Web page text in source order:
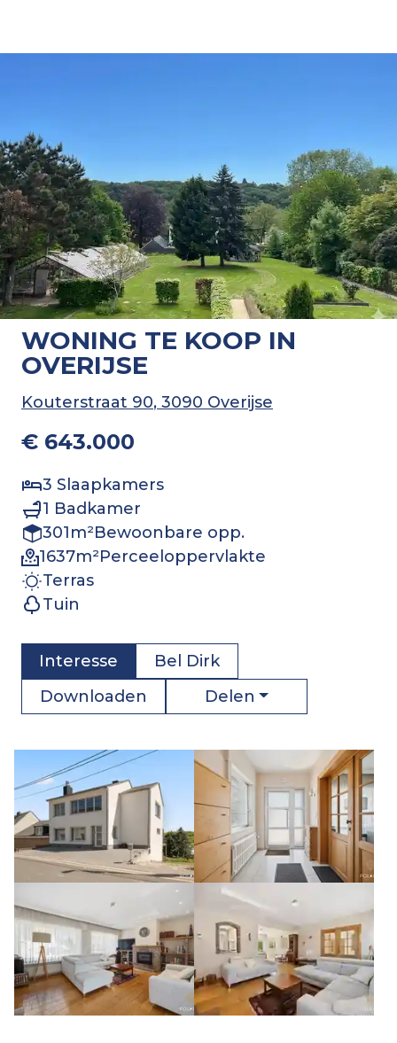
WONING TE KOOP IN
OVERIJSE
Kouterstraat 90, 3090 Overijse
€ 643.000
3 Slaapkamers
1 Badkamer
301m²Bewoonbare opp.
1637m²Perceeloppervlakte
Terras
Tuin
Interesse Bel Dirk
Downloaden
Delen